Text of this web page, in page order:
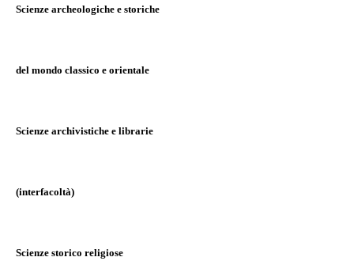
Scienze archeologiche e storiche
del mondo classico e orientale
Scienze archivistiche e librarie
(interfacoltà)
Scienze storico religiose